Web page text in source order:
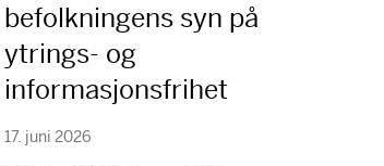
befolkningens syn på
ytrings- og
informasjonsfrihet
17. juni 2026